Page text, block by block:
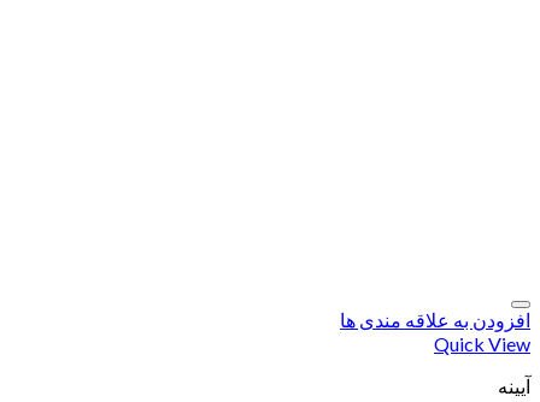
افزودن به علاقه مندی ها
Quick View
آیینه